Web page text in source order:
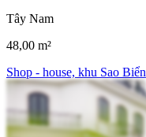
Tây Nam
48,00 m²
Shop - house, khu Sao Biển